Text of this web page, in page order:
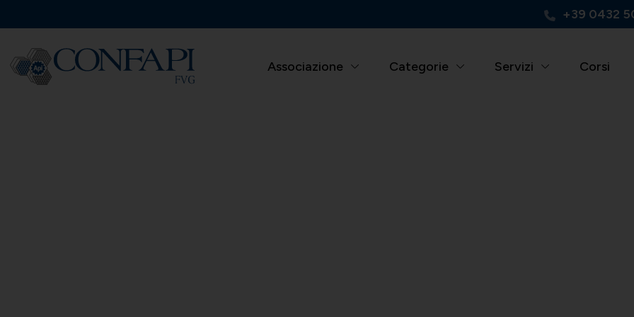
+39 0432
Associazione Categorie Servizi Corsi